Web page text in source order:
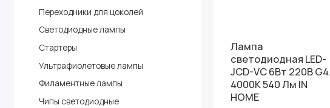
Переходники для цоколей
Светодиодные лампы
Стартеры
Ультрафиолетовые лампы
Филаментные лампы
Чипы светодиодные
Лампа
светодиодная LED-
JCD-VC 6Вт 220В G4
4000K 540 Лм IN
HOME